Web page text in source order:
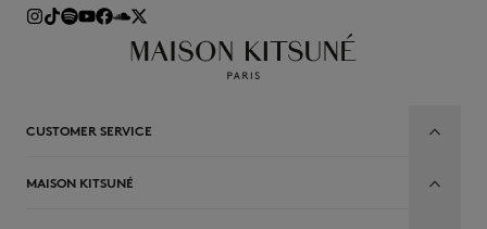
CUSTOMER SERVICE
MAISON KITSUNÉ